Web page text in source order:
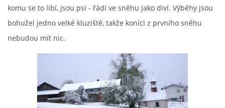
komu se to libí, jsou psi - řádí ve sněhu jako diví. Výběhy jsou
bohužel jedno velké kluziště, takže koníci z prvního sněhu
nebudou mít nic.